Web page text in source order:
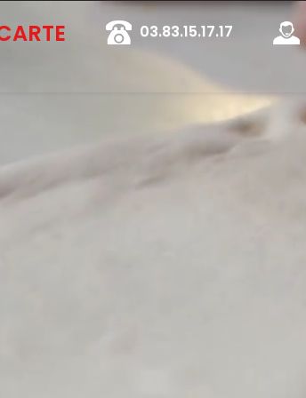
03.83.15.17.17